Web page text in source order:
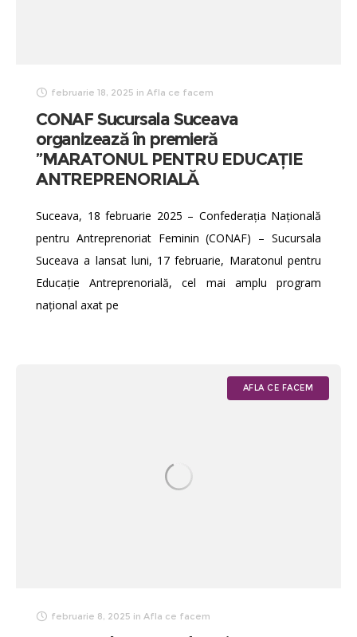
februarie 18, 2025 in Afla ce facem
CONAF Sucursala Suceava
organizează în premieră
”MARATONUL PENTRU EDUCAȚIE
ANTREPRENORIALĂ
Suceava, 18 februarie 2025 – Confederația Națională
pentru Antreprenoriat Feminin (CONAF) – Sucursala
Suceava a lansat luni, 17 februarie, Maratonul pentru
Educație Antreprenorială, cel mai amplu program
național axat pe
AFLA CE FACEM
februarie 8, 2025 in Afla ce facem